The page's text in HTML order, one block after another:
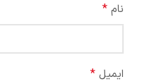
نام *
ایمیل *